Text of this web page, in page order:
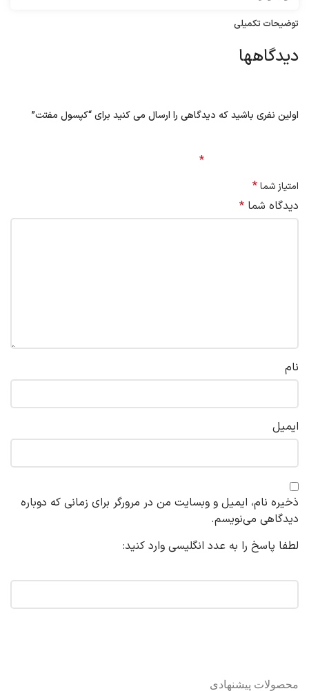
توضیحات تکمیلی
دیدگاهها
اولین نفری باشید که دیدگاهی را ارسال می کنید برای “کپسول مفتت”
*
امتیاز شما*
دیدگاه شما *
نام
ایمیل
ذخیره نام، ایمیل و وبسایت من در مرورگر برای زمانی که دوباره
دیدگاهی می‌نویسم.
لطفا پاسخ را به عدد انگلیسی وارد کنید:
محصولات پیشنهادی